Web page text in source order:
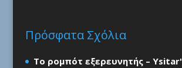
Πρόσφατα Σχόλια
Το ρομπότ εξερευνητής –